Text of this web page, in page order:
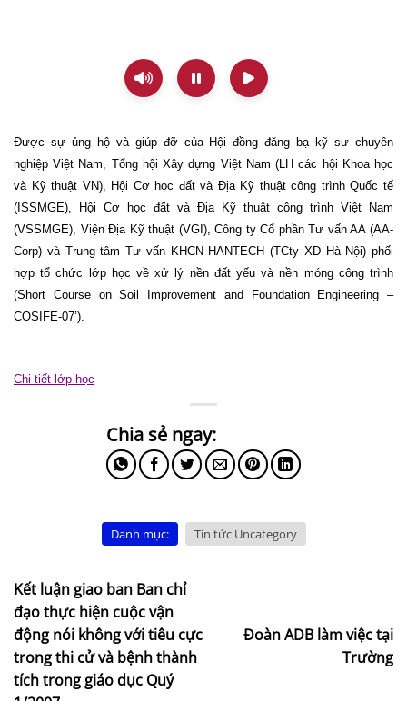
Được sự ủng hộ và giúp đỡ của Hội đồng đăng bạ kỹ sư chuyên
nghiệp Việt Nam, Tổng hội Xây dựng Việt Nam (LH các hội Khoa học
và Kỹ thuật VN), Hội Cơ học đất và Địa Kỹ thuật công trình Quốc tế
(ISSMGE), Hội Cơ học đất và Địa Kỹ thuật công trình Việt Nam
(VSSMGE), Viện Địa Kỹ thuật (VGI), Công ty Cổ phần Tư vấn AA (AA-
Corp) và Trung tâm Tư vấn KHCN HANTECH (TCty XD Hà Nội) phối
hợp tổ chức lớp học về xử lý nền đất yếu và nền móng công trình
(Short Course on Soil Improvement and Foundation Engineering –
COSIFE-07’).
Chi tiết lớp học
Danh mục: Tin tức Uncategory
Kết luận giao ban Ban chỉ
đạo thực hiện cuộc vận
động nói không với tiêu cực
trong thi cử và bệnh thành
tích trong giáo dục Quý
Đoàn ADB làm việc tại
Trường